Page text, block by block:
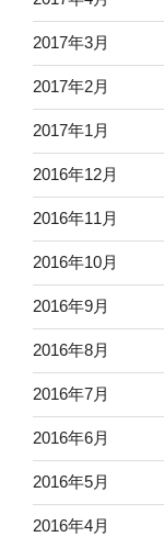
2017年3月
2017年2月
2017年1月
2016年12月
2016年11月
2016年10月
2016年9月
2016年8月
2016年7月
2016年6月
2016年5月
2016年4月